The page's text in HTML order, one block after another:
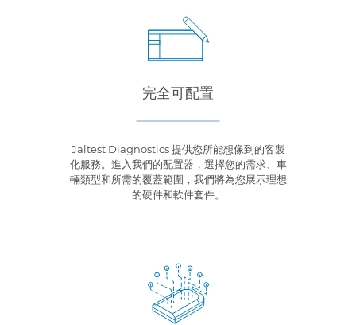
完全可配置
Jaltest Diagnostics 提供您所能想像到的客製
化服務。進入我們的配置器，選擇您的需求、車
輛類型和所需的覆蓋範圍，我們將為您展示理想
的硬件和軟件套件。